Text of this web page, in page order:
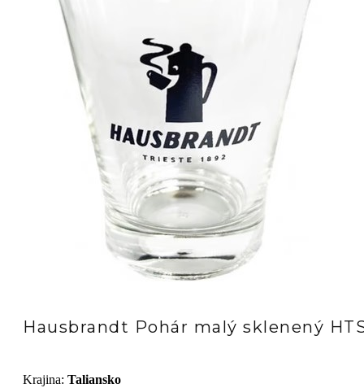
Hausbrandt Pohár malý sklenený
Krajina: Taliansko